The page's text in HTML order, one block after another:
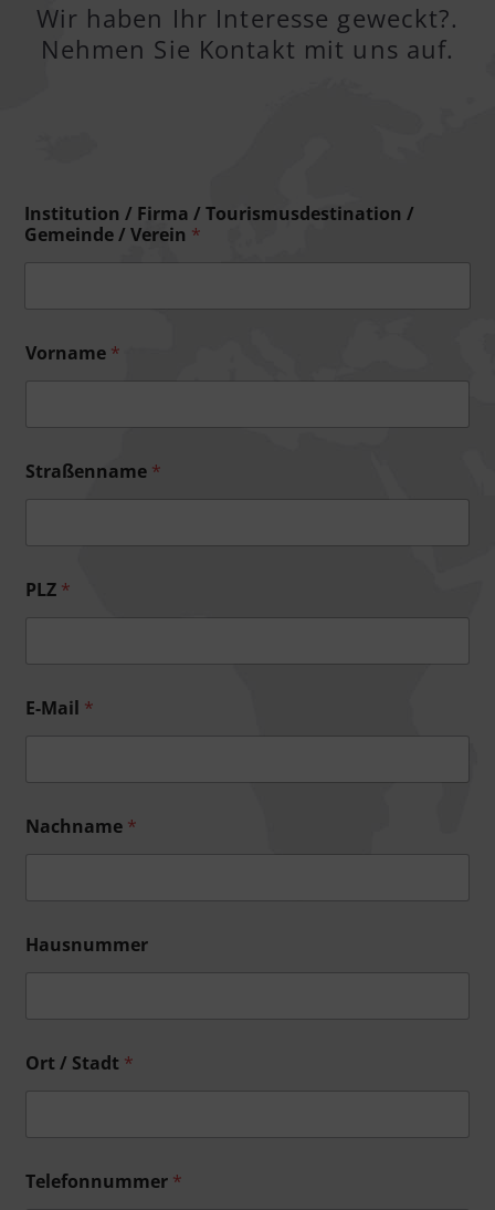
Wir haben Ihr Interesse geweckt?.
Nehmen Sie Kontakt mit uns auf.
Institution / Firma / Tourismusdestination /
Gemeinde / Verein *
Vorname *
Straßenname *
PLZ *
E-Mail *
Nachname *
Hausnummer
Ort / Stadt *
Telefonnummer *